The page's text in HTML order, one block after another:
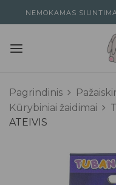
NEMOKAMAS
Pagrindinis
Kūrybiniai žaidimai
ATEIVIS